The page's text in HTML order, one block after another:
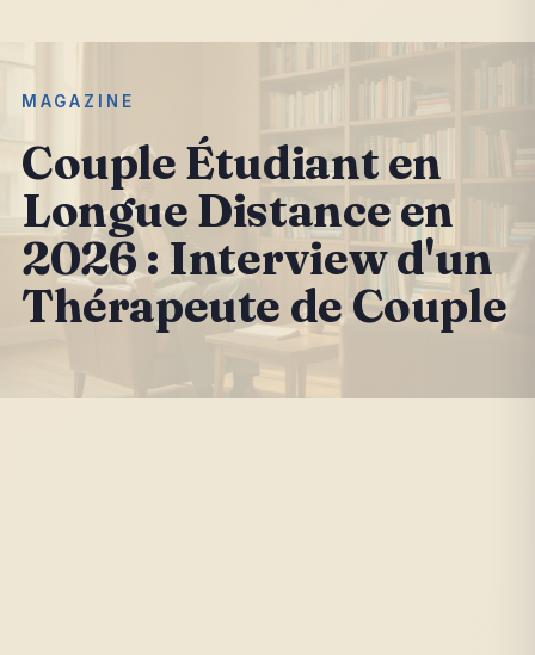
MAGAZINE
Couple Étudiant en
Longue Distance en
2026 : Interview d'un
Thérapeute de Couple